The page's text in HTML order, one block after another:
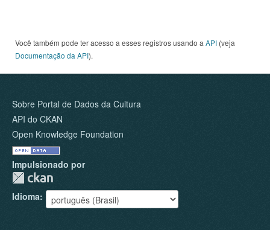
Você também pode ter acesso a esses registros usando a API (veja
Documentação da API).
Sobre Portal de Dados da Cultura
API do CKAN
Open Knowledge Foundation
Impulsionado por
Idioma